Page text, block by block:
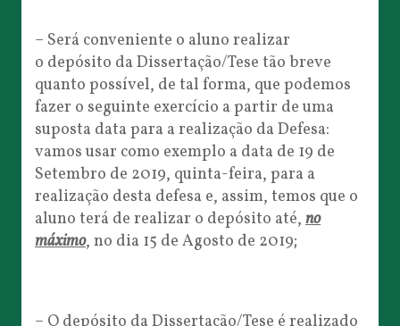
– Será conveniente o aluno realizar
o depósito da Dissertação/Tese tão breve
quanto possível, de tal forma, que podemos
fazer o seguinte exercício a partir de uma
suposta data para a realização da Defesa:
vamos usar como exemplo a data de 19 de
Setembro de 2019, quinta-feira, para a
realização desta defesa e, assim, temos que o
aluno terá de realizar o depósito até, no
máximo, no dia 15 de Agosto de 2019;